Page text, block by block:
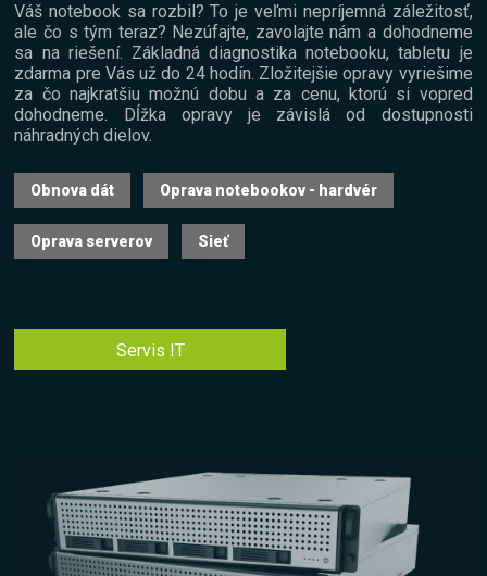
Váš notebook sa rozbil? To je veľmi nepríjemná záležitosť,
ale čo s tým teraz? Nezúfajte, zavolajte nám a dohodneme
sa na riešení. Základná diagnostika notebooku, tabletu je
zdarma pre Vás už do 24 hodín. Zložitejšie opravy vyriešime
za čo najkratšiu možnú dobu a za cenu, ktorú si vopred
dohodneme. Dĺžka opravy je závislá od dostupnosti
náhradných dielov.
Obnova dát Oprava notebookov - hardvér
Oprava serverov Sieť
Servis IT